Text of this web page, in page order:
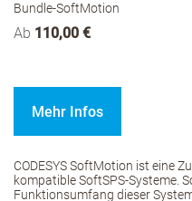
Bundle-SoftMotion
Ab 110,00 €
Mehr Infos
CODESYS SoftMotion ist eine
kompatible SoftSPS-Systeme.
Funktionsumfang dieser